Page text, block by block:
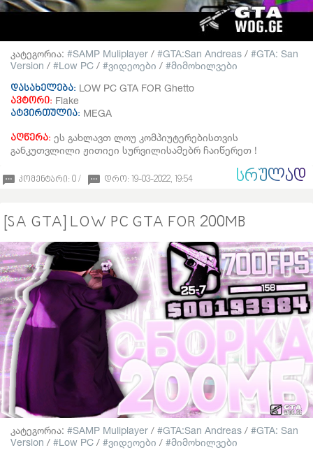
კატეგორია: SAMP Muliplayer / GTA:San Andreas /
GTA: San
Version / Low PC / ვიდეოები /
მიმოხილვები
დასახელება: LOW PC GTA FOR Ghetto
ავტორი: Flake
ატვირთულია: MEGA
აღწერა: ეს გახლავთ ლოუ კომპიუტერებისთვის
განკუთვლილი ჟითიეი სურვილისამებრ ჩაიწერეთ !
კომენტარი: 0 / დრო: 19-03-2022, 19:54 ᲡᲠᲣᲚᲐᲓ
[SA GTA] LOW PC GTA FOR 200MB
კატეგორია: SAMP Muliplayer / GTA:San Andreas /
GTA: San
Version / Low PC / ვიდეოები /
მიმოხილვები